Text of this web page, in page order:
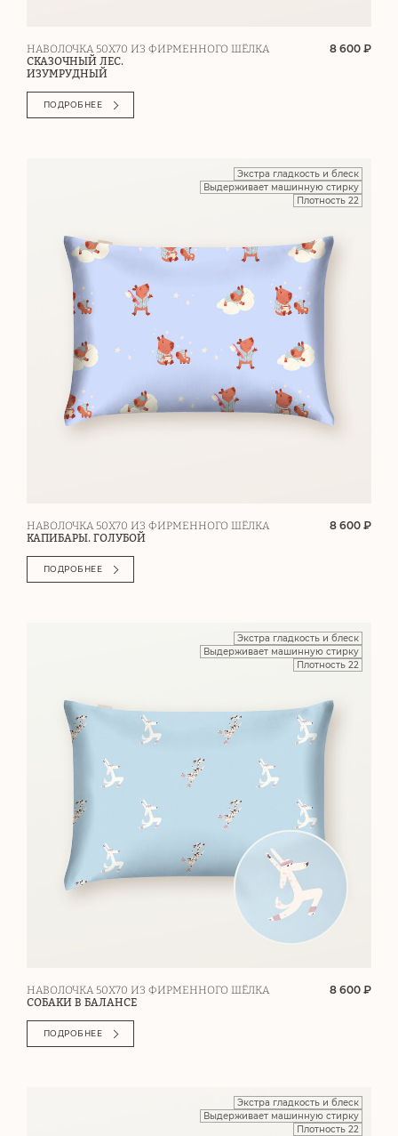
НАВОЛОЧКА 50Х70 ИЗ ФИРМЕННОГО ШЁЛКА
СКАЗОЧНЫЙ ЛЕС.
ИЗУМРУДНЫЙ
8 600 ₽
ПОДРОБНЕЕ
Экстра гладкость и блеск
Выдерживает машинную стирку
Плотность 22
НАВОЛОЧКА 50Х70 ИЗ ФИРМЕННОГО ШЁЛКА
КАПИБАРЫ. ГОЛУБОЙ
8 600 ₽
ПОДРОБНЕЕ
Экстра гладкость и блеск
Выдерживает машинную стирку
Плотность 22
НАВОЛОЧКА 50Х70 ИЗ ФИРМЕННОГО ШЁЛКА
СОБАКИ В БАЛАНСЕ
8 600 ₽
ПОДРОБНЕЕ
Экстра гладкость и блеск
Выдерживает машинную стирку
Плотность 22